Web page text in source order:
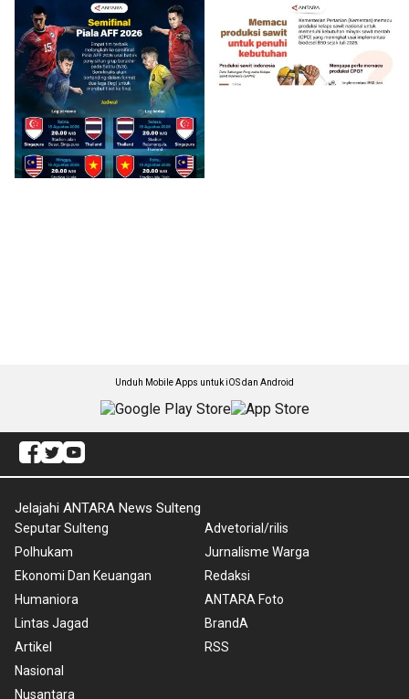
Unduh Mobile Apps untuk iOS dan Android
Jelajahi ANTARA News Sulteng
Seputar Sulteng
Polhukam
Ekonomi Dan Keuangan
Humaniora
Lintas Jagad
Artikel
Nasional
Nusantara
Advetorial/rilis
Jurnalisme Warga
Redaksi
ANTARA Foto
BrandA
RSS